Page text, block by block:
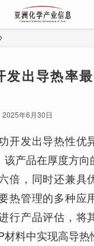
出导热率
2025年6月30日
发出导热性优
该产品在厚度方向
倍，同时还兼具
热管理的多种应
行产品评估，将
材料中实现高导